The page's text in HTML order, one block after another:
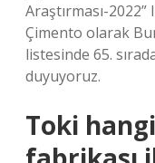
Araştırması-
Çimento olarak
listesinde 65.
duyuyoruz.
Toki